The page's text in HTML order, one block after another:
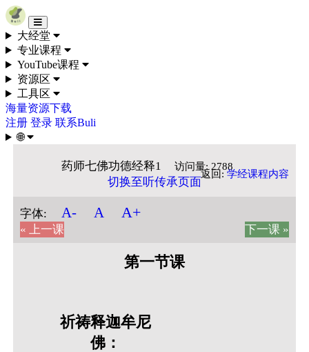
Skip to content
大经堂
专业课程
YouTube课程
资源区
工具区
海量资源下载
注册 登录 联系Buli
🌐
药师七佛功德经释1 访问量: 2788
切换至听传承页面
返回:学经课程内容
字体: A- A A+
« 上一课 下一课 »
第一节课
祈祷释迦牟尼
佛：